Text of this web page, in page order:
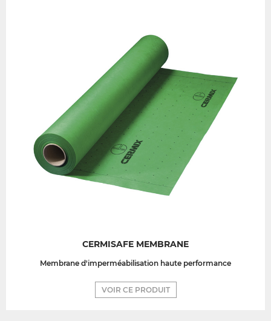
CERMISAFE MEMBRANE
Membrane d'imperméabilisation haute performance
VOIR CE PRODUIT